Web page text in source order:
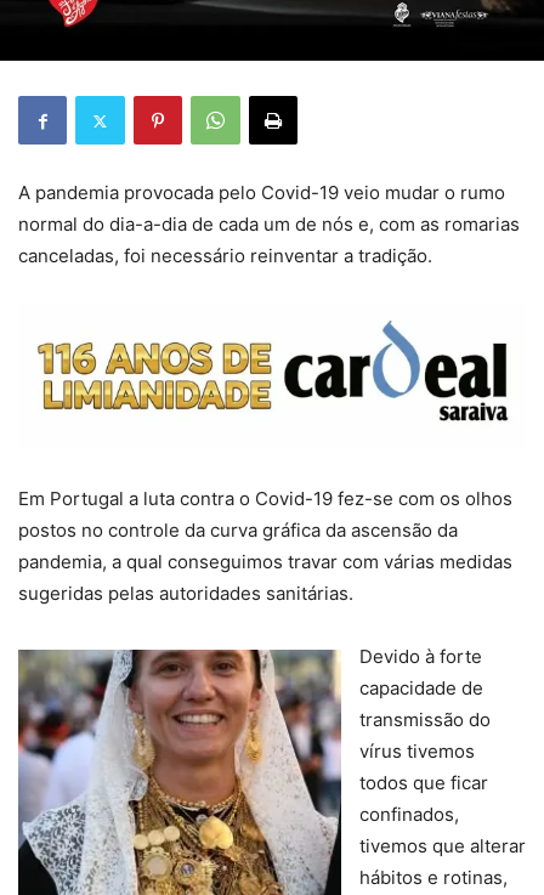
A pandemia provocada pelo Covid-19 veio mudar o rumo
normal do dia-a-dia de cada um de nós e, com as romarias
canceladas, foi necessário reinventar a tradição.
Em Portugal a luta contra o Covid-19 fez-se com os olhos
postos no controle da curva gráfica da ascensão da
pandemia, a qual conseguimos travar com várias medidas
sugeridas pelas autoridades sanitárias.
Devido à forte
capacidade de
transmissão do
vírus tivemos
todos que ficar
confinados,
tivemos que alterar
hábitos e rotinas,